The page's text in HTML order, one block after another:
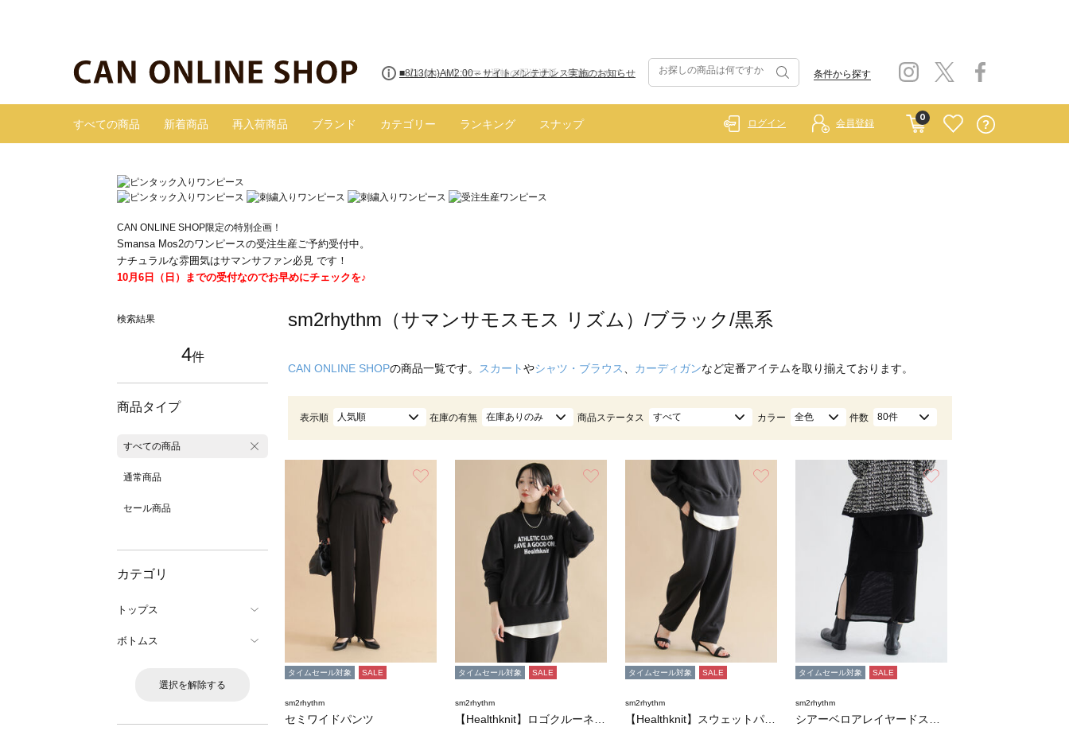
■【お知らせ】ヤマト運輸の配送遅延・停止について 条件から探す
すべての商品 新着商品 再入荷商品 ブランド カテゴリー ランキング スナップ
0
ログイン 会員登録
CAN ONLINE SHOP限定の特別企画！
Smansa Mos2のワンピースの受注生産ご予約受付中。
ナチュラルな雰囲気はサマンサファン必見 です！
10月6日（日）までの受付なのでお早めにチェックを♪
検索結果
4件
商品タイプ
すべての商品
通常商品
セール商品
カテゴリ
トップス
ボトムス
選択を解除する
sm2rhythm（サマンサモスモス リズム）/ブラック/黒系
CAN ONLINE SHOPの商品一覧です。 スカートやシャツ・ブラウス カーディガンなど定番アイテムを取り揃えております。
表示順 人気順 在庫の有無 在庫ありのみ 商品ステータス すべて カラー 全色 件数 80件
タイムセール対象 SALE
sm2rhythm
セミワイドパンツ
タイムセール対象 SALE
sm2rhythm
タイムセール対象 SALE
sm2rhythm
タイムセール対象 SALE
sm2rhythm